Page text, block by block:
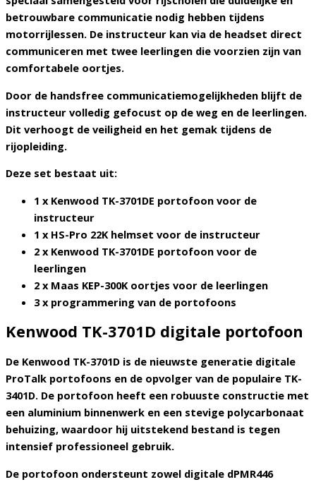
betrouwbare communicatie nodig hebben tijdens
motorrijlessen. De instructeur kan via de headset direct
communiceren met twee leerlingen die voorzien zijn van
comfortabele oortjes.
Door de handsfree communicatiemogelijkheden blijft de
instructeur volledig gefocust op de weg en de leerlingen.
Dit verhoogt de veiligheid en het gemak tijdens de
rijopleiding.
Deze set bestaat uit:
1 x Kenwood TK-3701DE portofoon voor de
instructeur
1 x HS-Pro 22K helmset voor de instructeur
2 x Kenwood TK-3701DE portofoon voor de
leerlingen
2 x Maas KEP-300K oortjes voor de leerlingen
3 x programmering van de portofoons
Kenwood TK-3701D digitale portofoon
De Kenwood TK-3701D is de nieuwste generatie digitale
ProTalk portofoons en de opvolger van de populaire TK-
3401D. De portofoon heeft een robuuste constructie met
een aluminium binnenwerk en een stevige polycarbonaat
behuizing, waardoor hij uitstekend bestand is tegen
intensief professioneel gebruik.
De portofoon ondersteunt zowel digitale dPMR446